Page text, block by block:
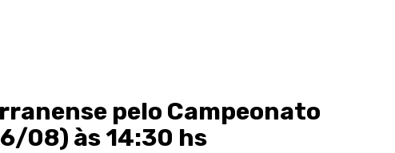
pelo Campeonato
08) às 14:30 hs